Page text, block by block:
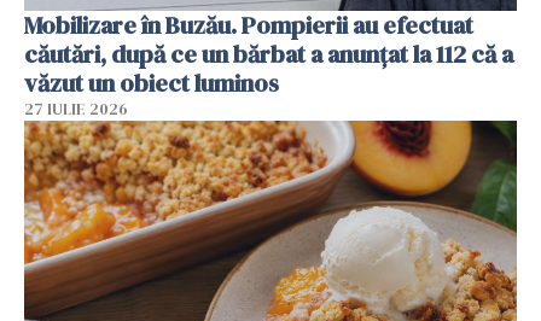
Mobilizare în Buzău. Pompierii au efectuat
căutări, după ce un bărbat a anunțat la 112 că a
văzut un obiect luminos
27 IULIE 2026